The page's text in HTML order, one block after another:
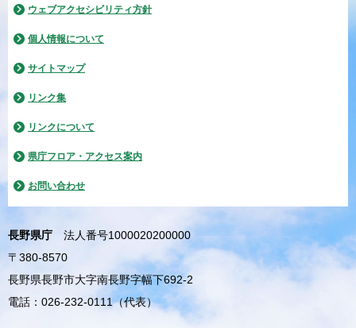
ウェブアクセシビリティ方針
個人情報について
サイトマップ
リンク集
リンクについて
県庁フロア・アクセス案内
お問い合わせ
長野県庁
法人番号1000020200000
〒380-8570
長野県長野市大字南長野字幅下692-2
電話：026-232-0111（代表）